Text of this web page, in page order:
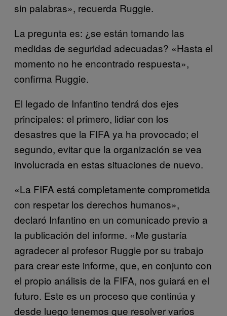
sin palabras», recuerda Ruggie.
La pregunta es: ¿se están tomando las
medidas de seguridad adecuadas? «Hasta el
momento no he encontrado respuesta»,
confirma Ruggie.
El legado de Infantino tendrá dos ejes
principales: el primero, lidiar con los
desastres que la FIFA ya ha provocado; el
segundo, evitar que la organización se vea
involucrada en estas situaciones de nuevo.
«La FIFA está completamente comprometida
con respetar los derechos humanos»,
declaró Infantino en un comunicado previo a
la publicación del informe. «Me gustaría
agradecer al profesor Ruggie por su trabajo
para crear este informe, que, en conjunto con
el propio análisis de la FIFA, nos guiará en el
futuro. Este es un proceso que continúa y
desde luego tenemos que resolver varios